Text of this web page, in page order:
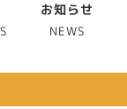
お知らせ
NEWS